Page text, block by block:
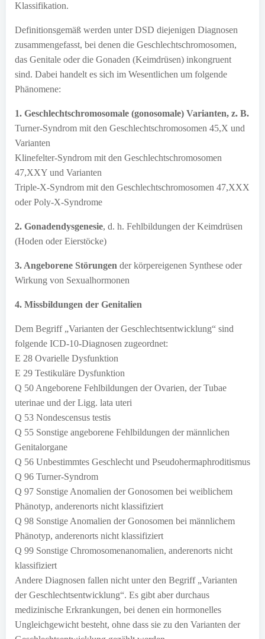
Klassifikation.
Definitionsgemäß werden unter DSD diejenigen Diagnosen
zusammengefasst, bei denen die Geschlechtschromosomen,
das Genitale oder die Gonaden (Keimdrüsen) inkongruent
sind. Dabei handelt es sich im Wesentlichen um folgende
Phänomene:
1. Geschlechtschromosomale (gonosomale) Varianten, z. B.
Turner-Syndrom mit den Geschlechtschromosomen 45,X und
Varianten
Klinefelter-Syndrom mit den Geschlechtschromosomen
47,XXY und Varianten
Triple-X-Syndrom mit den Geschlechtschromosomen 47,XXX
oder Poly-X-Syndrome
2. Gonadendysgenesie, d. h. Fehlbildungen der Keimdrüsen
(Hoden oder Eierstöcke)
3. Angeborene Störungen der körpereigenen Synthese oder
Wirkung von Sexualhormonen
4. Missbildungen der Genitalien
Dem Begriff „Varianten der Geschlechtsentwicklung“ sind
folgende ICD-10-Diagnosen zugeordnet:
E 28 Ovarielle Dysfunktion
E 29 Testikuläre Dysfunktion
Q 50 Angeborene Fehlbildungen der Ovarien, der Tubae
uterinae und der Ligg. lata uteri
Q 53 Nondescensus testis
Q 55 Sonstige angeborene Fehlbildungen der männlichen
Genitalorgane
Q 56 Unbestimmtes Geschlecht und Pseudohermaphroditismus
Q 96 Turner-Syndrom
Q 97 Sonstige Anomalien der Gonosomen bei weiblichem
Phänotyp, anderenorts nicht klassifiziert
Q 98 Sonstige Anomalien der Gonosomen bei männlichem
Phänotyp, anderenorts nicht klassifiziert
Q 99 Sonstige Chromosomenanomalien, anderenorts nicht
klassifiziert
Andere Diagnosen fallen nicht unter den Begriff „Varianten
der Geschlechtsentwicklung“. Es gibt aber durchaus
medizinische Erkrankungen, bei denen ein hormonelles
Ungleichgewicht besteht, ohne dass sie zu den Varianten der